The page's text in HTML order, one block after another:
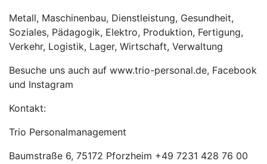
Metall, Maschinenbau, Dienstleistung, Gesundheit,
Soziales, Pädagogik, Elektro, Produktion, Fertigung,
Verkehr, Logistik, Lager, Wirtschaft, Verwaltung
Besuche uns auch auf www.trio-personal.de, Facebook
und Instagram
Kontakt:
Trio Personalmanagement
Baumstraße 6, 75172 Pforzheim +49 7231 428 76 00